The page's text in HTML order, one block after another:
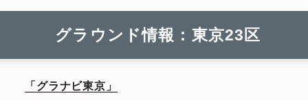
グラウンド情報：東京23区
「グラナビ東京」